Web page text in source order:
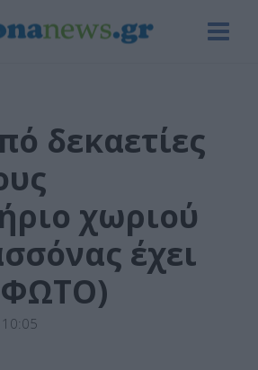
δεκαετίες
χωριού
έχει